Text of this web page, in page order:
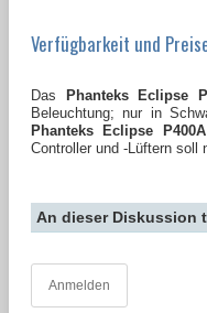
Verfügbarkeit und
Das Phanteks Eclipse
Beleuchtung; nur in
Phanteks Eclipse P400A
Controller und -Lüftern soll
An dieser Diskussion
Anmelden